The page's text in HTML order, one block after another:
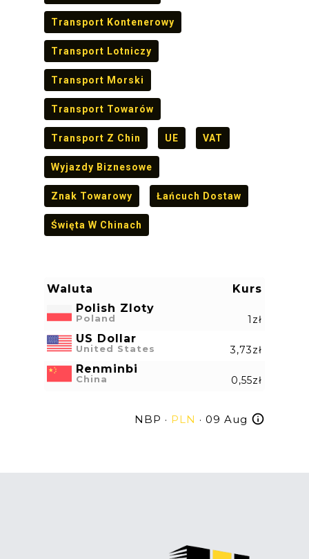
Transport Kontenerowy
Transport Lotniczy
Transport Morski
Transport Towarów
Transport Z Chin UE VAT
Wyjazdy Biznesowe
Znak Towarowy Łańcuch Dostaw
Święta W Chinach
Waluta
Kurs
Polish Zloty
Poland 1zł
US Dollar
United States 3,73zł
Renminbi
China 0,55zł
NBP · PLN · 09 Aug